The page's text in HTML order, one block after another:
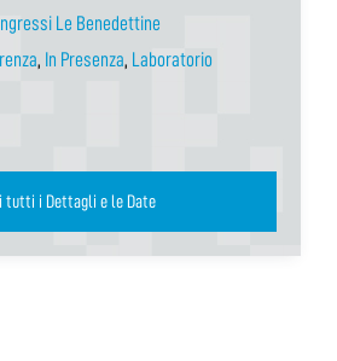
Le Benedettine
, In Presenza, Laboratorio
tutti i Dettagli e le Date